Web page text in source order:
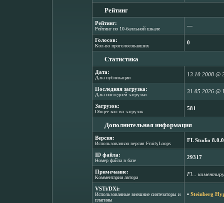
Рейтинг
Рейтинг:
Рейтинг по 10-балльной шкале
―
Голосов:
Кол-во проголосовавших
0
Статистика
Дата:
Дата публикации
13.10.2008 @
Последняя загрузка:
Дата последней загрузки
31.05.2026 @
Загрузок:
Общее кол-во загрузок
581
Дополнительная информация
Версия:
Использованная версия FruityLoops
FL Studio 8.0.0
ID файла:
Номер файла в базе
29317
Примечание:
Комментарии автора
Fl...
VSTi/DXi:
Использованные внешние синтезаторы и
плагины
▪ Steinberg